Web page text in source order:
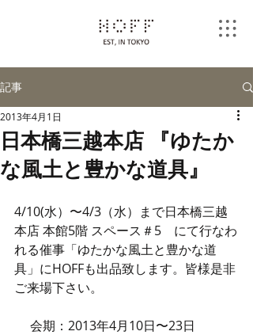
記事
日本橋三越本店 『ゆたか
な風土と豊かな道具』
2013年4月1日
4/10(水）〜4/3（水）まで日本橋三越
本店 本館5階 スペース＃5　にて行なわ
れる催事「ゆたかな風土と豊かな道
具」にHOFFも出品致します。皆様是非
ご来場下さい。
会期：2013年4月10日〜23日